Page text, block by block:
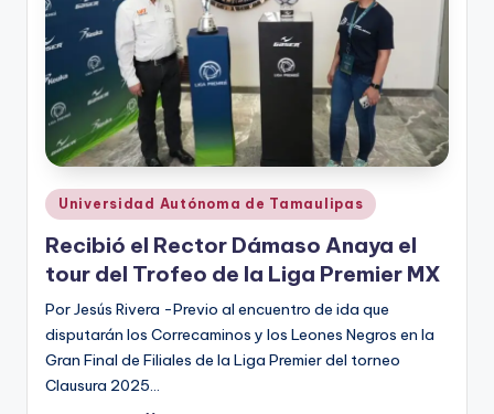
e
s
s
Publicado
en
Universidad Autónoma de Tamaulipas
Recibió el Rector Dámaso Anaya el
tour del Trofeo de la Liga Premier MX
Por Jesús Rivera -Previo al encuentro de ida que
disputarán los Correcaminos y los Leones Negros en la
Gran Final de Filiales de la Liga Premier del torneo
Clausura 2025…